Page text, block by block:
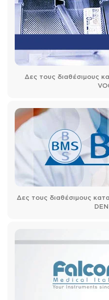
Δες τους διαθέσιμους
Δες τους διαθέσιμους